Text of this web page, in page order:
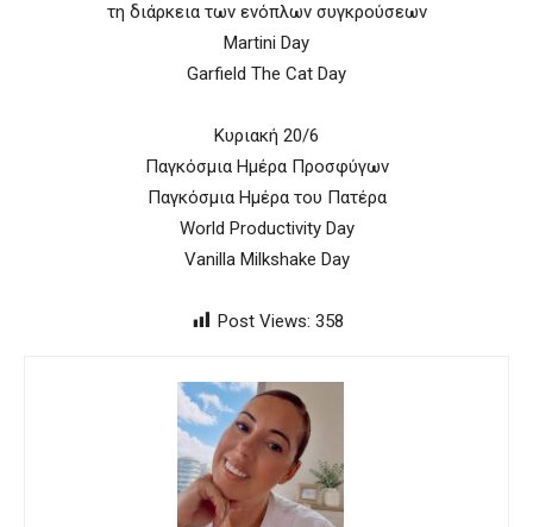
τη διάρκεια των ενόπλων συγκρούσεων
Martini Day
Garfield The Cat Day
Κυριακή 20/6
Παγκόσμια Ημέρα Προσφύγων
Παγκόσμια Ημέρα του Πατέρα
World Productivity Day
Vanilla Milkshake Day
Post Views: 358